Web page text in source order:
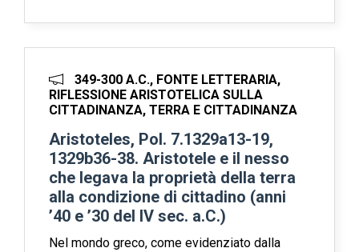
349-300 A.C., FONTE LETTERARIA,
RIFLESSIONE ARISTOTELICA SULLA
CITTADINANZA, TERRA E CITTADINANZA
Aristoteles, Pol. 7.1329a13-19,
1329b36-38. Aristotele e il nesso
che legava la proprietà della terra
alla condizione di cittadino (anni
’40 e ’30 del IV sec. a.C.)
Nel mondo greco, come evidenziato dalla